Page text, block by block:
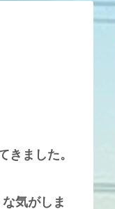
ました。
気がしま